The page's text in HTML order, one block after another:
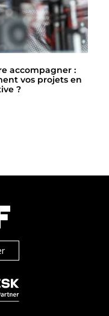
accompagner :
vos projets en
?